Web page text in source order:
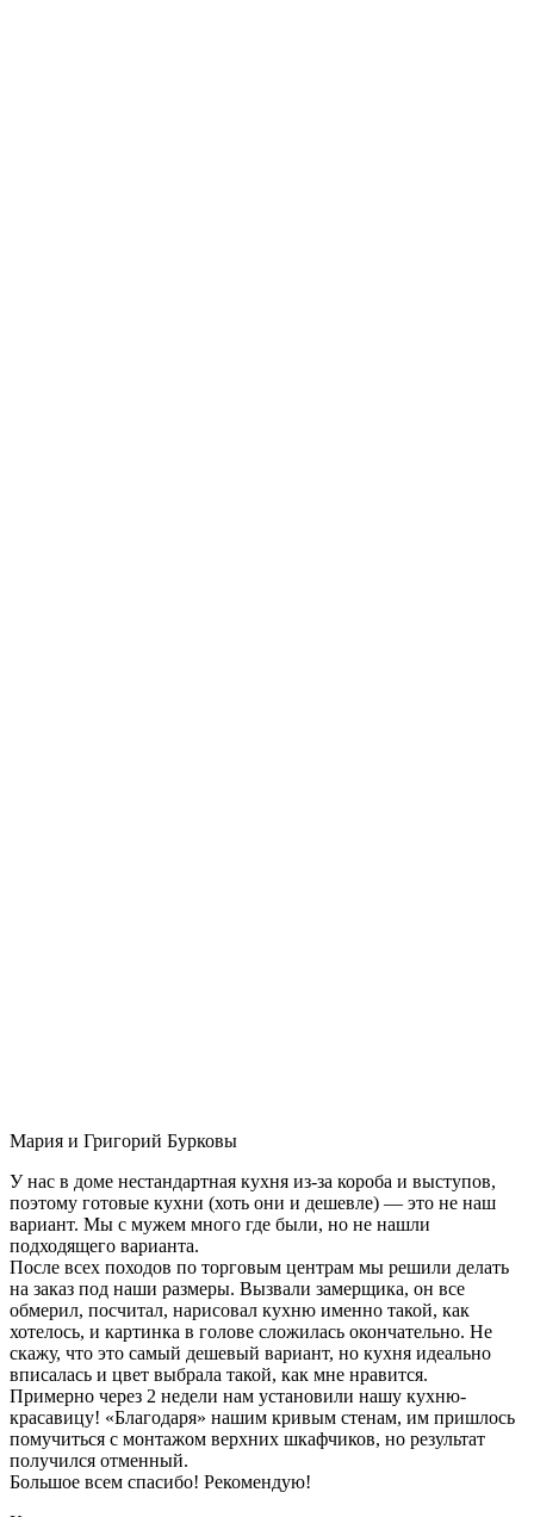
Мария и Григорий Бурковы
У нас в доме нестандартная кухня из-за короба и выступов,
поэтому готовые кухни (хоть они и дешевле) — это не наш
вариант. Мы с мужем много где были, но не нашли
подходящего варианта.
После всех походов по торговым центрам мы решили делать
на заказ под наши размеры. Вызвали замерщика, он все
обмерил, посчитал, нарисовал кухню именно такой, как
хотелось, и картинка в голове сложилась окончательно. Не
скажу, что это самый дешевый вариант, но кухня идеально
вписалась и цвет выбрала такой, как мне нравится.
Примерно через 2 недели нам установили нашу кухню-
красавицу! «Благодаря» нашим кривым стенам, им пришлось
помучиться с монтажом верхних шкафчиков, но результат
получился отменный.
Большое всем спасибо! Рекомендую!